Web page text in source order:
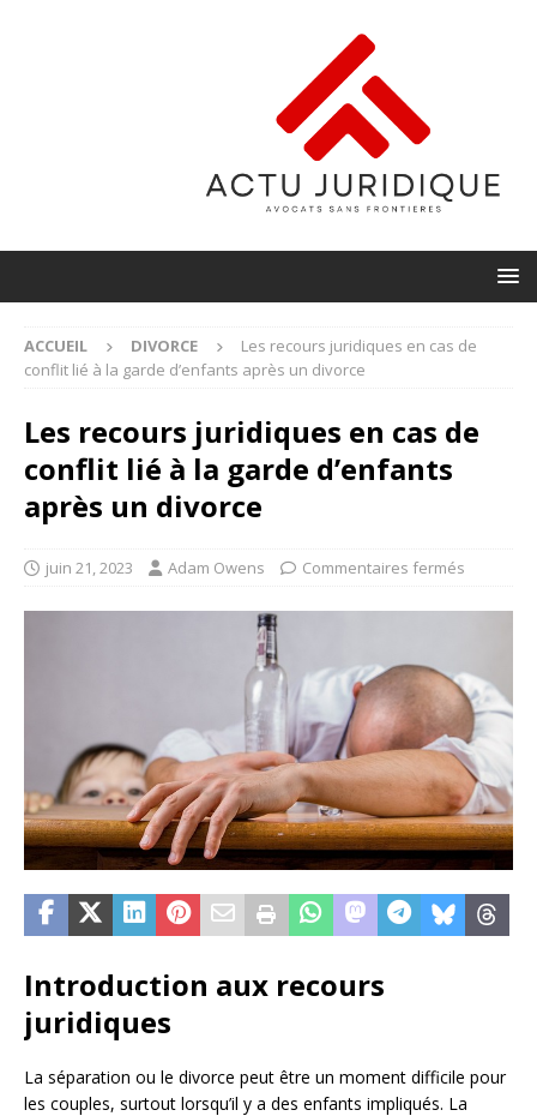
ACCUEIL DIVORCE
Les recours juridiques en cas de
conflit lié à la garde d’enfants après un divorce
Les recours juridiques en cas de
conflit lié à la garde d’enfants
après un divorce
juin 21, 2023 Adam Owens Commentaires fermés
Introduction aux recours
juridiques
La séparation ou le divorce peut être un moment difficile pour
les couples, surtout lorsqu’il y a des enfants impliqués. La